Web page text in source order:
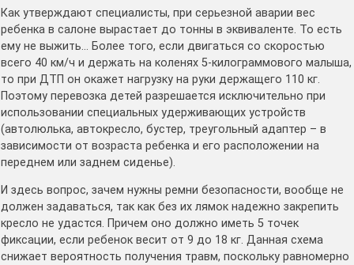
Как утверждают специалисты, при серьезной аварии вес
ребенка в салоне вырастает до тонны в эквиваленте. То есть
ему не выжить… Более того, если двигаться со скоростью
всего 40 км/ч и держать на коленях 5-килограммового малыша,
то при ДТП он окажет нагрузку на руки держащего 110 кг.
Поэтому перевозка детей разрешается исключительно при
использовании специальных удерживающих устройств
(автолюлька, автокресло, бустер, треугольный адаптер – в
зависимости от возраста ребенка и его расположении на
переднем или заднем сиденье).
И здесь вопрос, зачем нужны ремни безопасности, вообще не
должен задаваться, так как без их лямок надежно закрепить
кресло не удастся. Причем оно должно иметь 5 точек
фиксации, если ребенок весит от 9 до 18 кг. Данная схема
снижает вероятность получения травм, поскольку равномерно